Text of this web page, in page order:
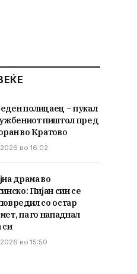
полицаец – пукал
пиштол пред
во Кратово
во 16:02
драма во
Пијан син се
со остар
па го нападнал
си
во 15:50